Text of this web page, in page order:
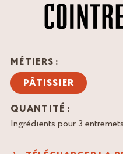
MÉTIERS :
PÂTISSIER
QUANTITÉ :
Ingrédients pour 3